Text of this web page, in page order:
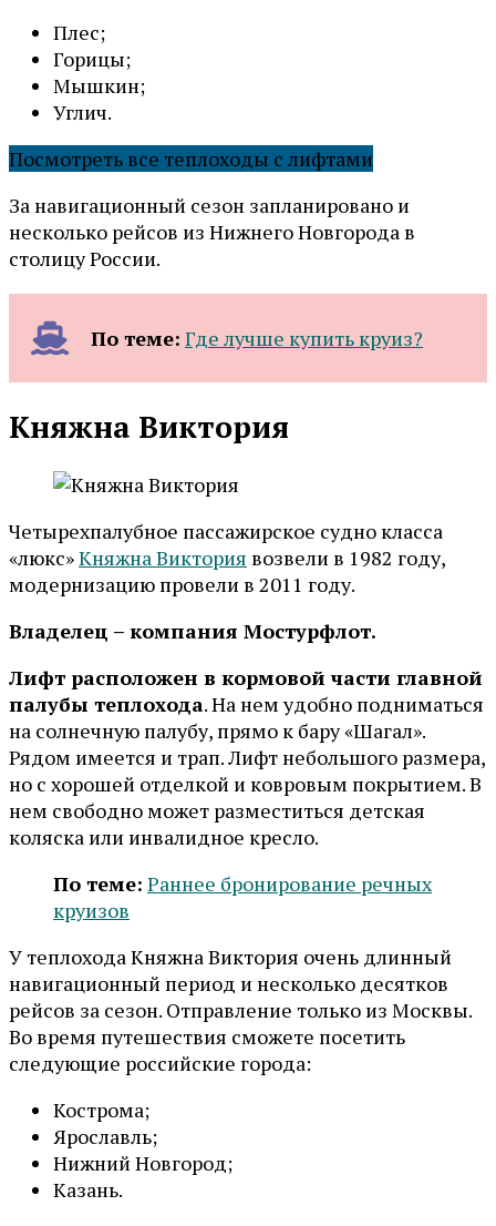
Плес;
Горицы;
Мышкин;
Углич.
Посмотреть все теплоходы с лифтами
За навигационный сезон запланировано и
несколько рейсов из Нижнего Новгорода в
столицу России.
По теме: Где лучше купить круиз?
Княжна Виктория
Четырехпалубное пассажирское судно класса
«люкс»Княжна Виктория возвели в 1982 году,
модернизацию провели в 2011 году.
Владелец – компания Мостурфлот.
Лифт расположен в кормовой части главной
палубы теплохода. На нем удобно подниматься
на солнечную палубу, прямо к бару «Шагал».
Рядом имеется и трап. Лифт небольшого размера,
но с хорошей отделкой и ковровым покрытием. В
нем свободно может разместиться детская
коляска или инвалидное кресло.
По теме: Раннее бронирование речных
круизов
У теплохода Княжна Виктория очень длинный
навигационный период и несколько десятков
рейсов за сезон. Отправление только из Москвы.
Во время путешествия сможете посетить
следующие российские города:
Кострома;
Ярославль;
Нижний Новгород;
Казань.